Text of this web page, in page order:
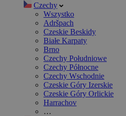
Czechy
Wszystko
Adršpach
Czeskie Beskidy
Białe Karpaty
Brno
Czechy Południowe
Czechy Północne
Czechy Wschodnie
Czeskie Góry Izerskie
Czeskie Góry Orlickie
Harrachov
…